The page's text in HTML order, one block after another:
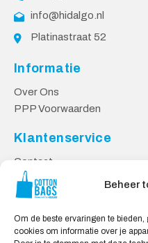
Beheer
Om de beste ervaringen te
cookies om informatie over je
info@hidalgo.nl
Platinastraat 52
Informatie
Over Ons
PPP Voorwaarden
Klantenservice
Contact
Privacy Voorwaarden
Levering en Retourneren
Veilig Shoppen